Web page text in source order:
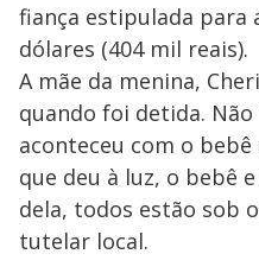
fiança estipulada para
dólares (404 mil reais).
A mãe da menina,
quando foi detida.
aconteceu com o
que deu à luz, o bebê
dela, todos estão sob
tutelar local.